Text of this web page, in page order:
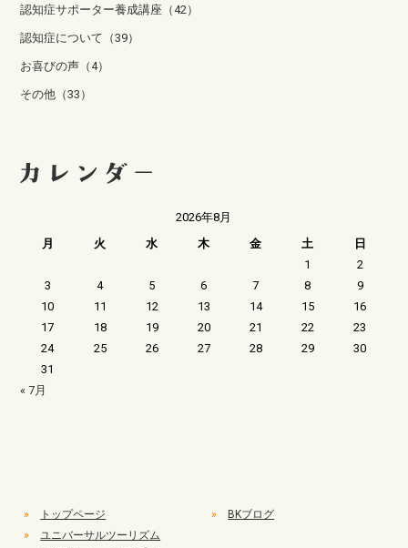
認知症サポーター養成講座（42）
認知症について（39）
お喜びの声（4）
その他（33）
2026年8月
月
火 水 木 金 土
日
1
2
3
4 5 6 7 8
9
10
11 12 13 14 15
16
17
18 19 20 21 22
23
24
25 26 27 28 29
30
31
« 7月
»
トップページ
»
ユニバーサルツーリズム
» BKブログ